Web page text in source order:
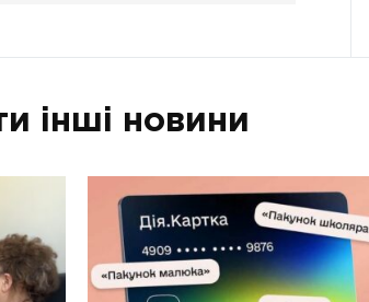
інші новини